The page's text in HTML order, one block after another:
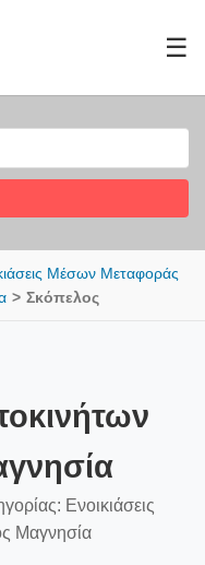
☰
Μέσων Μεταφοράς
Σκόπελος
Ενοικιάσεις
Μαγνησία